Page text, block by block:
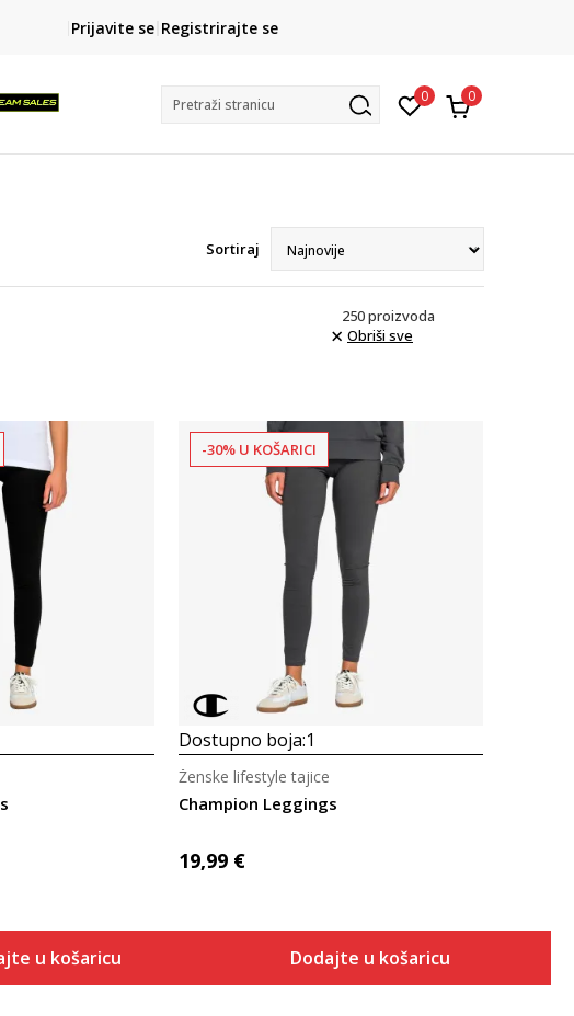
CLICK& COLLECT
besplatno preuzimanje u trgovini
Prijavite se Registrirajte se
Pretraži stranicu 0 0
Sortiraj
250proizvoda
Obriši sve
u košaricu
Uporedi
-30% U KOŠARICI
Dostupno boja:1
Champion Leggings
Ženske lifestyle tajice
19,99 €
Dodajte u košaricu